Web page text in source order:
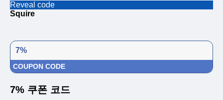
Reveal code
Squire
7%
COUPON CODE
7% 쿠폰 코드